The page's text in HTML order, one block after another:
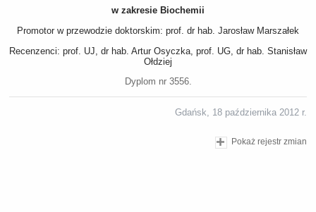
w zakresie Biochemii
Promotor w przewodzie doktorskim: prof. dr hab. Jarosław Marszałek
Recenzenci: prof. UJ, dr hab. Artur Osyczka, prof. UG, dr hab. Stanisław
Ołdziej
Dyplom nr 3556.
Gdańsk, 18 października 2012 r.
Pokaż rejestr zmian